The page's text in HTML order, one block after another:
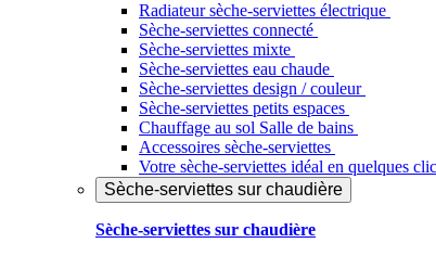
Radiateur sèche-serviettes électrique
Sèche-serviettes connecté
Sèche-serviettes mixte
Sèche-serviettes eau chaude
Sèche-serviettes design / couleur
Sèche-serviettes petits espaces
Chauffage au sol Salle de bains
Accessoires sèche-serviettes
Votre sèche-serviettes idéal en quelques
Sèche-serviettes sur chaudière
Sèche-serviettes sur chaudière